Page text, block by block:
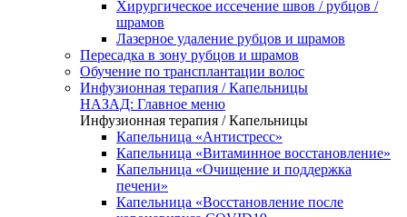
Хирургическое иссечение швов / рубцов /
шрамов
Лазерное удаление рубцов и шрамов
Пересадка в зону рубцов и шрамов
Обучение по трансплантации волос
Инфузионная терапия / Капельницы
НАЗАД: Главное меню
Инфузионная терапия / Капельницы
Капельница «Антистресс»
Капельница «Витаминное восстановление»
Капельница «Очищение и поддержка
печени»
Капельница «Восстановление после